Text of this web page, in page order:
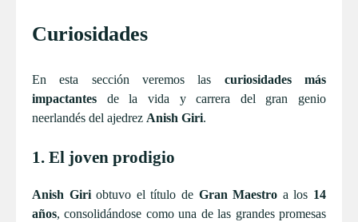
Curiosidades
En esta sección veremos las curiosidades más
impactantes de la vida y carrera del gran genio
neerlandés del ajedrez Anish Giri.
1. El joven prodigio
Anish Giriobtuvo el título de Gran Maestro a los 14
años, consolidándose como una de las grandes promesas